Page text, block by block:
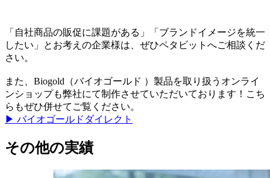
「自社商品の販促に課題がある」「ブランドイメージを統一
したい」とお考えの企業様は、ぜひペタビットへご相談くだ
さい。
また、Biogold（バイオゴールド ）製品を取り扱うオンライ
ンショップも弊社にて制作させていただいております！こち
らもぜひ併せてご覧ください。
▶ バイオゴールドダイレクト
その他の実績